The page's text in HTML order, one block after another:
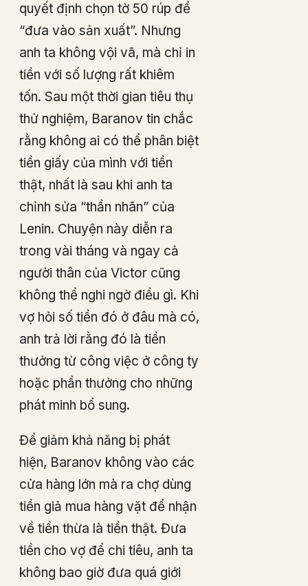
quyết định chọn tờ 50 rúp để
“đưa vào sản xuất”. Nhưng
anh ta không vội vã, mà chỉ in
tiền với số lượng rất khiêm
tốn. Sau một thời gian tiêu thụ
thử nghiệm, Baranov tin chắc
rằng không ai có thể phân biệt
tiền giấy của mình với tiền
thật, nhất là sau khi anh ta
chỉnh sửa “thần nhãn” của
Lenin. Chuyện này diễn ra
trong vài tháng và ngay cả
người thân của Victor cũng
không thể nghi ngờ điều gì. Khi
vợ hỏi số tiền đó ở đâu mà có,
anh trả lời rằng đó là tiền
thưởng từ công việc ở công ty
hoặc phần thưởng cho những
phát minh bổ sung.
Để giảm khả năng bị phát
hiện, Baranov không vào các
cửa hàng lớn mà ra chợ dùng
tiền giả mua hàng vặt để nhận
về tiền thừa là tiền thật. Đưa
tiền cho vợ để chi tiêu, anh ta
không bao giờ đưa quá giới